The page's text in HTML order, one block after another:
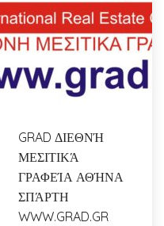
GRAD ΔΙΕΘΝΉ
ΜΕΣΙΤΙΚΆ
ΓΡΑΦΕΊΑ ΑΘΉΝΑ
ΣΠΆΡΤΗ
WWW.GRAD.GR